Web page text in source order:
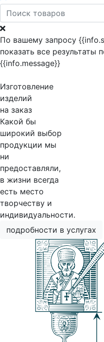
По вашему запросу
показать все результаты
{{info.message}}
Изготовление
изделий
на заказ
Какой бы
широкий выбор
продукции мы
ни
предоставляли,
в жизни всегда
есть место
творчеству и
индивидуальности.
подробности в услугах